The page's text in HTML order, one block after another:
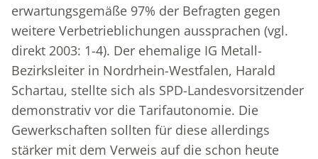
erwartungsgemäße 97% der Befragten gegen
weitere Verbetrieblichungen aussprachen (vgl.
direkt 2003: 1-4). Der ehemalige IG Metall-
Bezirksleiter in Nordrhein-Westfalen, Harald
Schartau, stellte sich als SPD-Landesvorsitzender
demonstrativ vor die Tarifautonomie. Die
Gewerkschaften sollten für diese allerdings
stärker mit dem Verweis auf die schon heute